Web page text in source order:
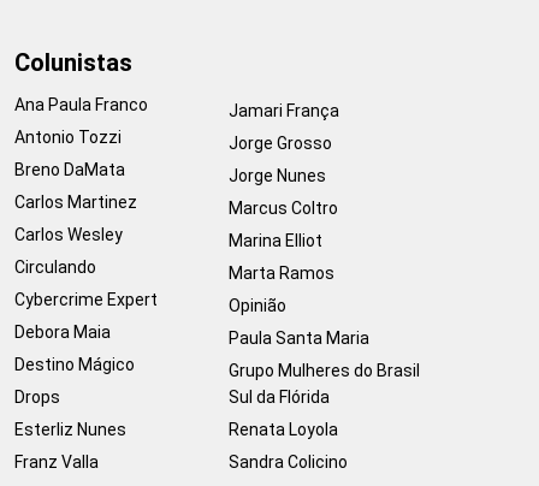
Colunistas
Ana Paula Franco
Antonio Tozzi
Breno DaMata
Carlos Martinez
Carlos Wesley
Circulando
Cybercrime Expert
Debora Maia
Destino Mágico
Drops
Esterliz Nunes
Franz Valla
Jamari França
Jorge Grosso
Jorge Nunes
Marcus Coltro
Marina Elliot
Marta Ramos
Opinião
Paula Santa Maria
Grupo Mulheres do Brasil
Sul da Flórida
Renata Loyola
Sandra Colicino